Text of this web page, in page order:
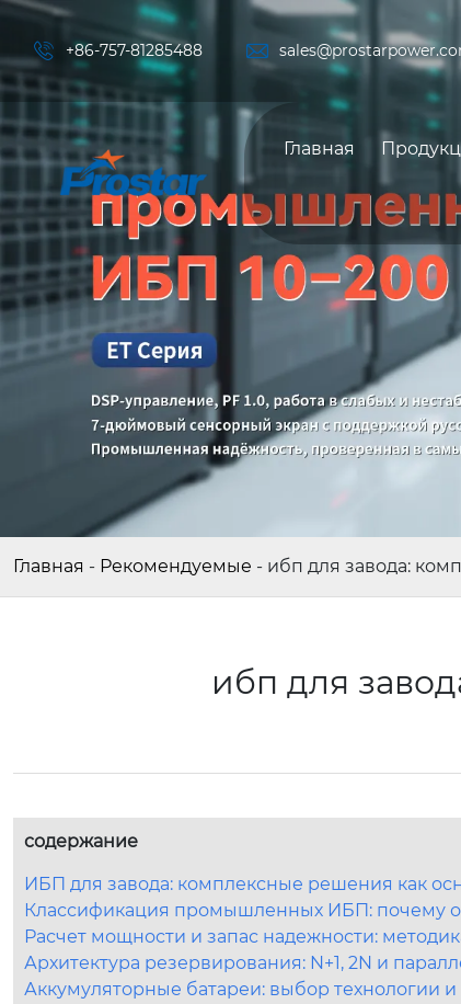
 +86-757-81285488 
Главная
Главная - Рекомендуемые - ибп для завода:
ибп для
содержание
ИБП для завода: комплексные решения как
Классификация промышленных ИБП: почему
Расчет мощности и запас надежности:
Архитектура резервирования: N+1, 2N и
Аккумуляторные батареи: выбор технологии